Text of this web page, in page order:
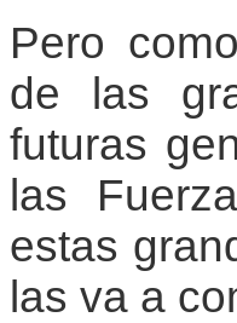
Pero
de las
futuras
las
estas
las va a